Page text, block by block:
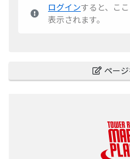
ログインすると、こ
表示されます。
ペー